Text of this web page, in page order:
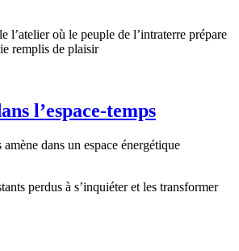
l’atelier où le peuple de l’intraterre prépare
remplis de plaisir
l’espace-temps
dans un espace énergétique
perdus à s’inquiéter et les transformer